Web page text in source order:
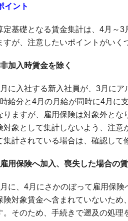
イント
定基礎となる賃金集計は、4月～
が、注意したいポイントがいく
加入時賃金を除く
入社する新入社員が、3月にア
給分と4月の月給が同時に4月に
りますが、雇用保険は対象外と
対象として集計しないよう、注意
計されている場合は、確認して
用保険へ加入、喪失した場合の
、4月にさかのぼって雇用保険
険対象賃金へ含まれていないた
。そのため、手続きで遡及の処